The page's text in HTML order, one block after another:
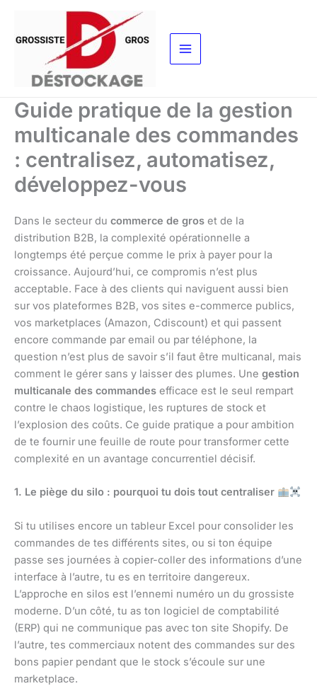
contenu
Guide pratique de la gestion
multicanale des commandes
: centralisez, automatisez,
développez-vous
Dans le secteur du commerce de gros et de la
distribution B2B, la complexité opérationnelle a
longtemps été perçue comme le prix à payer pour la
croissance. Aujourd’hui, ce compromis n’est plus
acceptable. Face à des clients qui naviguent aussi bien
sur vos plateformes B2B, vos sites e-commerce publics,
vos marketplaces (Amazon, Cdiscount) et qui passent
encore commande par email ou par téléphone, la
question n’est plus de savoir s’il faut être multicanal, mais
comment le gérer sans y laisser des plumes. Une gestion
multicanale des commandes efficace est le seul rempart
contre le chaos logistique, les ruptures de stock et
l’explosion des coûts. Ce guide pratique a pour ambition
de te fournir une feuille de route pour transformer cette
complexité en un avantage concurrentiel décisif.
1. Le piège du silo : pourquoi tu dois tout centraliser
Si tu utilises encore un tableur Excel pour consolider les
commandes de tes différents sites, ou si ton équipe
passe ses journées à copier-coller des informations d’une
interface à l’autre, tu es en territoire dangereux.
L’approche en silos est l’ennemi numéro un du grossiste
moderne. D’un côté, tu as ton logiciel de comptabilité
(ERP) qui ne communique pas avec ton site Shopify. De
l’autre, tes commerciaux notent des commandes sur des
bons papier pendant que le stock s’écoule sur une
marketplace.